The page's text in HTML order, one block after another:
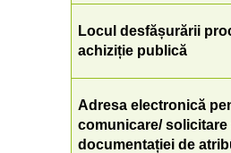
Locul desfășurării
achiziție publică
Adresa electronică
comunicare/ solicitare
documentației de